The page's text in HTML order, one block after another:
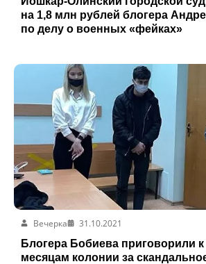
на 1,8 млн рублей блогера
по делу о военных «фейках»
Вечерка
31.10.2021
Блогера Бобиева приговорили к
месяцам колонии за